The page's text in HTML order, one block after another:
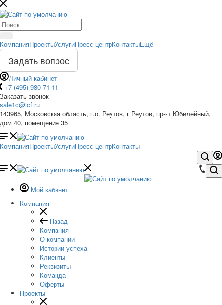
КомпанияПроектыУслугиПресс-центрКонтактыЕщё
Задать вопрос
Личный кабинет
+7 (495) 980-71-11
Заказать звонок
sale1c@icf.ru
143965, Московская область, г.о. Реутов, г Реутов, пр-кт Юбилейный,
дом 40, помещение 35
КомпанияПроектыУслугиПресс-центрКонтакты
Мой кабинет
Компания
Назад
Компания
О компании
Истории успеха
Клиенты
Реквизиты
Команда
Оферты
Проекты